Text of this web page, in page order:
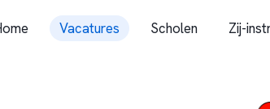
Vacatures Scholen Zij-